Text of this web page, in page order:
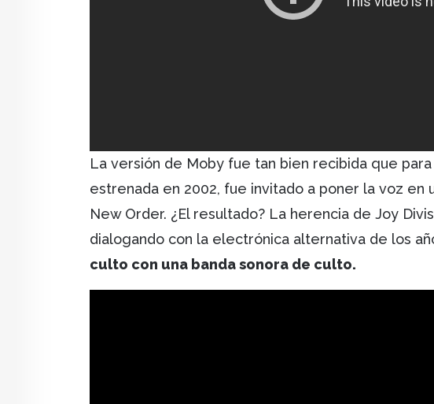
La versión de Moby fue tan bien recibida que
estrenada en 2002, fue invitado a poner la voz en
New Order. ¿El resultado? La herencia de Joy
dialogando con la electrónica alternativa de los
culto con una banda sonora de culto.